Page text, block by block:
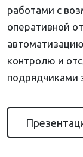
работами с
оперативной
контролю и
подрядчиками